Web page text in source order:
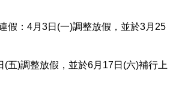
假：4月3日(一)調整放假，並於3月25
(五)調整放假，並於6月17日(六)補行上